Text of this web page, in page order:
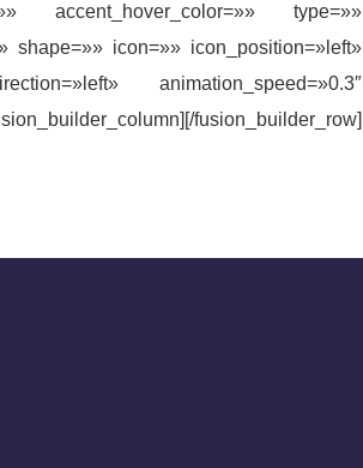
accent_hover_color=»» type=»»
shape=»» icon=»» icon_position=»left»
animation_speed=»0.3″
fusion_builder_row]